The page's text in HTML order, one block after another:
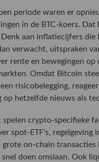
periode waren er
in de BTC-koers. Dat
aan inflatiecijfers die
verwacht, uitspraken
rente en bewegingen op
Omdat Bitcoin
risicobelegging,
op hetzelfde nieuws als
spelen crypto-specifieke
spot-ETF's, regelgeving
grote on-chain transacties
doen omslaan. Ook